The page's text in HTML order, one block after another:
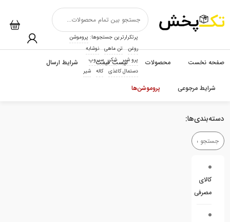
پرتکرارترین جستجوها: پروموشن
روغن
تن ماهی
نوشابه
پرو شیر
شکر
سیروپ
دستمال کاغذی
کاله شیر
صفحه نخست محصولات لیست قیمت شرایط ارسال
شرایط مرجوعی پروموشن‌ها
دسته‌بندی‌ها:
کالای
مصرفی